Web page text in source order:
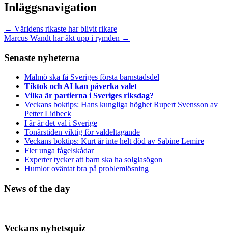
Inläggsnavigation
← Världens rikaste har blivit rikare
Marcus Wandt har åkt upp i rymden →
Senaste nyheterna
Malmö ska få Sveriges första barnstadsdel
Tiktok och AI kan påverka valet
Vilka är partierna i Sveriges riksdag?
Veckans boktips: Hans kungliga höghet Rupert Svensson av
Petter Lidbeck
I år är det val i Sverige
Tonårstiden viktig för valdeltagande
Veckans boktips: Kurt är inte helt död av Sabine Lemire
Fler unga fågelskådar
Experter tycker att barn ska ha solglasögon
Humlor oväntat bra på problemlösning
News of the day
Veckans nyhetsquiz